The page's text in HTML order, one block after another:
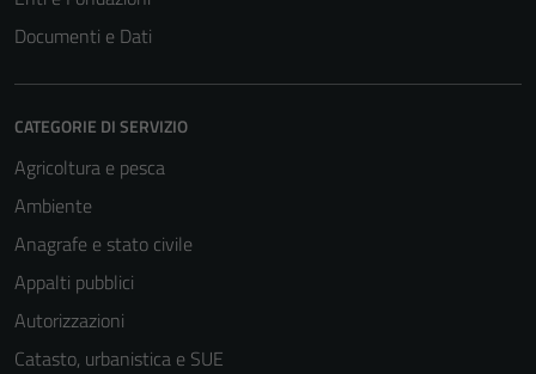
Documenti e Dati
CATEGORIE DI SERVIZIO
Agricoltura e pesca
Ambiente
Anagrafe e stato civile
Appalti pubblici
Autorizzazioni
Catasto, urbanistica e SUE